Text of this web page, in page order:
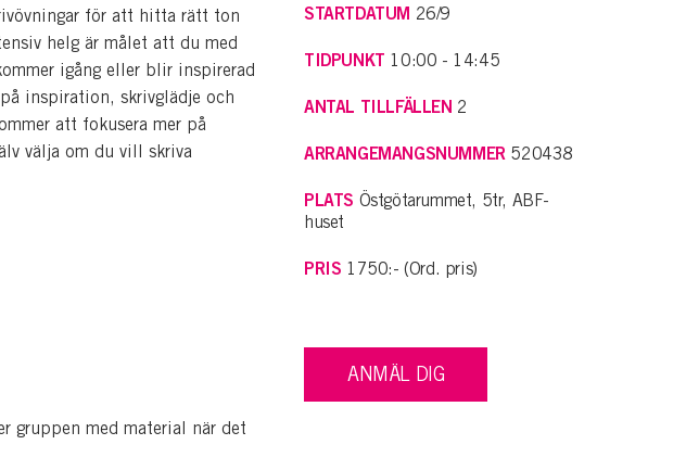
för att hitta rätt ton
helg är målet att du med
igång eller blir inspirerad
inspiration, skrivglädje och
att fokusera mer på
välja om du vill skriva
gruppen med material när det
STARTDATUM 26/9
TIDPUNKT 10:00 - 14:45
ANTAL TILLFÄLLEN 2
ARRANGEMANGSNUMMER520438
PLATS Östgötarummet, 5tr, ABF-
huset
PRIS 1750:- (Ord. pris)
ANMÄL DIG